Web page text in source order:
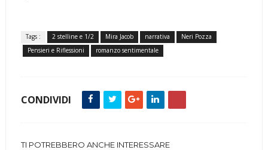
Tags : 2 stelline e 1/2 Mira Jacob narrativa
Neri Pozza
Pensieri e Riflessioni
romanzo sentimentale
CONDIVIDI
TI POTREBBERO ANCHE INTERESSARE